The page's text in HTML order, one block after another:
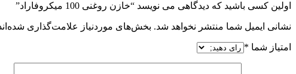
اولین کسی باشید که دیدگاهی می نویسد “خازن روغنی 100 میکروفاراد”
نشانی ایمیل شما منتشر نخواهد شد. بخش‌های موردنیاز علامت‌گذاری
امتیاز شما *